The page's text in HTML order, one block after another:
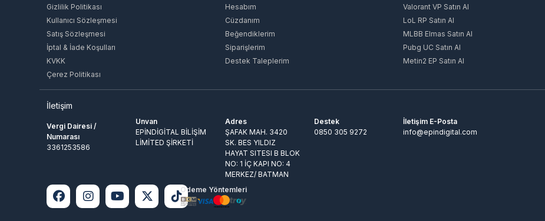
Gizlilik Politikası
Kullanıcı Sözleşmesi
Satış Sözleşmesi
İptal & İade Koşulları
KVKK
Çerez Politikası
Hesabım
Cüzdanım
Beğendiklerim
Siparişlerim
Destek Taleplerim
Valorant VP Satın Al
LoL RP Satın Al
MLBB Elmas Satın Al
Pubg UC Satın Al
Metin2 EP Satın Al
İletişim
Vergi Dairesi /
Numarası
3361253586
Unvan
EPİNDİGİTAL BİLİŞİM
LİMİTED ŞİRKETİ
Adres
ŞAFAK MAH. 3420
SK. BES YILDIZ
HAYAT SITESI B BLOK
NO: 1 İÇ KAPI NO: 4
MERKEZ/ BATMAN
Destek
0850 305 9272
İletişim E-Posta
info@epindigital.com
Ödeme Yöntemleri